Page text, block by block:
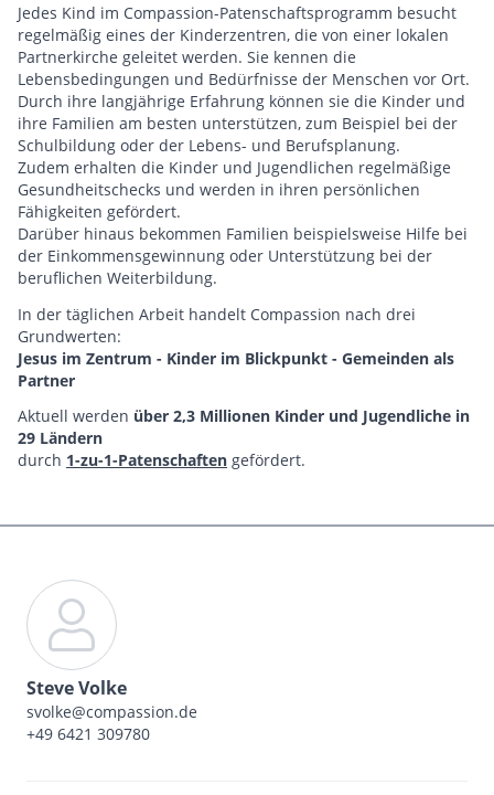
Jedes Kind im Compassion-Patenschaftsprogramm besucht
regelmäßig eines der Kinderzentren, die von einer lokalen
Partnerkirche geleitet werden. Sie kennen die
Lebensbedingungen und Bedürfnisse der Menschen vor Ort.
Durch ihre langjährige Erfahrung können sie die Kinder und
ihre Familien am besten unterstützen, zum Beispiel bei der
Schulbildung oder der Lebens- und Berufsplanung.
Zudem erhalten die Kinder und Jugendlichen regelmäßige
Gesundheitschecks und werden in ihren persönlichen
Fähigkeiten gefördert.
Darüber hinaus bekommen Familien beispielsweise Hilfe bei
der Einkommensgewinnung oder Unterstützung bei der
beruflichen Weiterbildung.
In der täglichen Arbeit handelt Compassion nach drei
Grundwerten:
Jesus im Zentrum - Kinder im Blickpunkt - Gemeinden als
Partner
Aktuell werden über 2,3 Millionen Kinder und Jugendliche in
29 Ländern
durch 1-zu-1-Patenschaften gefördert.
Steve Volke
svolke@compassion.de
+49 6421 309780